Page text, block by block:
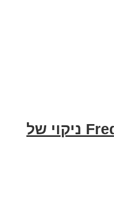
Frequent Tonic Shampoo ניקוי של